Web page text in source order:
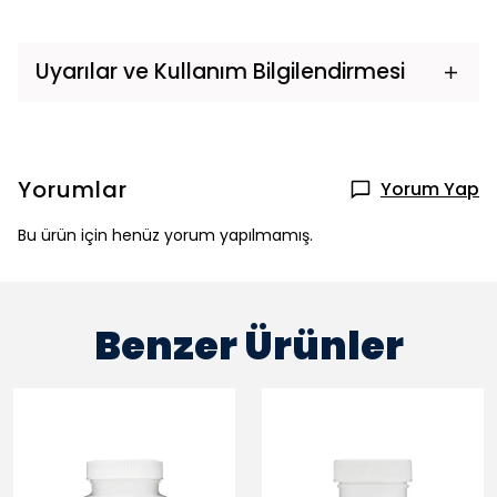
Uyarılar ve Kullanım Bilgilendirmesi
Yorumlar Yorum Yap
Bu ürün için henüz yorum yapılmamış.
Benzer Ürünler